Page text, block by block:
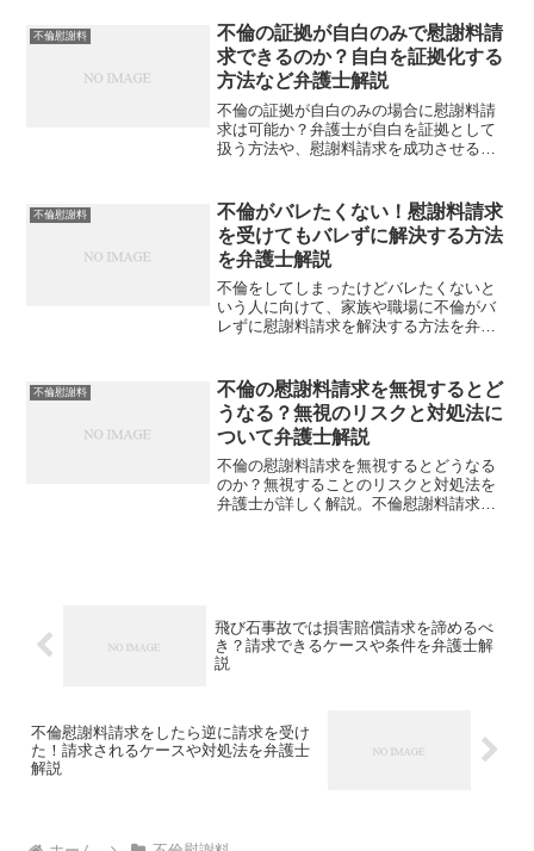
要なポイントを知りましょう。
不倫慰謝料
不倫の証拠が自白のみで慰謝料請
求できるのか？自白を証拠化する
方法など弁護士解説
不倫の証拠が自白のみの場合に慰謝料請
求は可能か？弁護士が自白を証拠として
扱う方法や、慰謝料請求を成功させるた
な対策や法的アドバイスを提供し、トラ
ブルを回避するための情報をお届けしま
す。
不倫慰謝料
不倫がバレたくない！慰謝料請求
を受けてもバレずに解決する方法
を弁護士解説
不倫をしてしまったけどバレたくないと
いう人に向けて、家族や職場に不倫がバ
レずに慰謝料請求を解決する方法を弁護
問題を円満に解決するための実践的なア
ドバイスを提供します。
不倫慰謝料
不倫の慰謝料請求を無視するとど
うなる？無視のリスクと対処法に
ついて弁護士解説
不倫の慰謝料請求を無視するとどうなる
のか？無視することのリスクと対処法を
弁護士が詳しく解説。不倫慰謝料請求に
けします。
飛び石事故では損害賠償請求を諦めるべ
き？請求できるケースや条件を弁護士解
説
不倫慰謝料請求をしたら逆に請求を受け
た！請求されるケースや対処法を弁護士
解説